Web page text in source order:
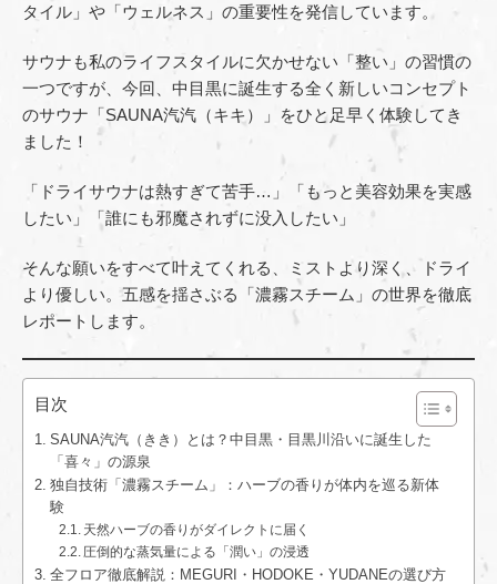
タイル」や「ウェルネス」の重要性を発信しています。
サウナも私のライフスタイルに欠かせない「整い」の習慣の
一つですが、今回、中目黒に誕生する全く新しいコンセプト
のサウナ「SAUNA汽汽（キキ）」をひと足早く体験してき
ました！
「ドライサウナは熱すぎて苦手…」「もっと美容効果を実感
したい」「誰にも邪魔されずに没入したい」
そんな願いをすべて叶えてくれる、ミストより深く、ドライ
より優しい。五感を揺さぶる「濃霧スチーム」の世界を徹底
レポートします。
目次
SAUNA汽汽（きき）とは？中目黒・目黒川沿いに誕生した
「喜々」の源泉
独自技術「濃霧スチーム」：ハーブの香りが体内を巡る新体
験
天然ハーブの香りがダイレクトに届く
圧倒的な蒸気量による「潤い」の浸透
全フロア徹底解説：MEGURI・HODOKE・YUDANEの選び方